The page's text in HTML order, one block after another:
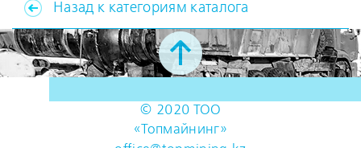
Назад к категориям каталога
© 2020 ТОО
«Топмайнинг»